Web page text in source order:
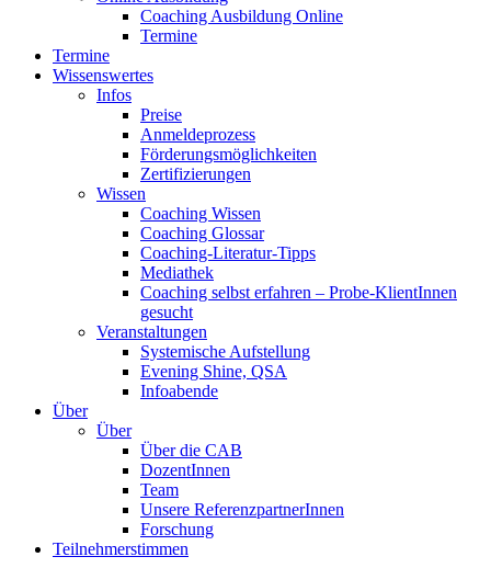
Coaching Ausbildung Online
Termine
Termine
Wissenswertes
Infos
Preise
Anmeldeprozess
Förderungsmöglichkeiten
Zertifizierungen
Wissen
Coaching Wissen
Coaching Glossar
Coaching-Literatur-Tipps
Mediathek
Coaching selbst erfahren – Probe-KlientInnen
gesucht
Veranstaltungen
Systemische Aufstellung
Evening Shine, QSA
Infoabende
Über
Über
Über die CAB
DozentInnen
Team
Unsere ReferenzpartnerInnen
Forschung
Teilnehmerstimmen